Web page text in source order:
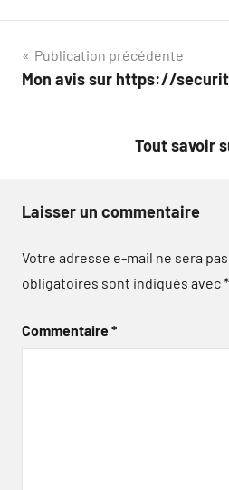
Navigation
de
Publication précédente
Mon avis sur https://
Tout savoir
Laisser un commentaire
Votre adresse e-mail ne sera
obligatoires sont indiqués avec*
Commentaire*